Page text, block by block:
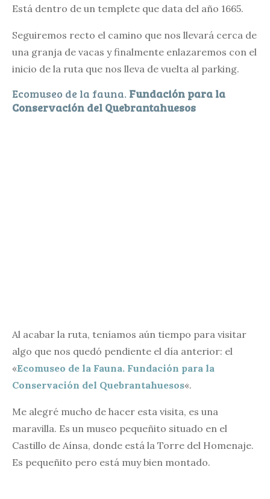
Está dentro de un templete que data del año 1665.
Seguiremos recto el camino que nos llevará cerca de
una granja de vacas y finalmente enlazaremos con el
inicio de la ruta que nos lleva de vuelta al parking.
Ecomuseo de la fauna. Fundación para la
Conservación del Quebrantahuesos
Al acabar la ruta, teníamos aún tiempo para visitar
algo que nos quedó pendiente el día anterior: el
«Ecomuseo de la Fauna. Fundación para la
Conservación del Quebrantahuesos«.
Me alegré mucho de hacer esta visita, es una
maravilla. Es un museo pequeñito situado en el
Castillo de Aínsa, donde está la Torre del Homenaje.
Es pequeñito pero está muy bien montado.